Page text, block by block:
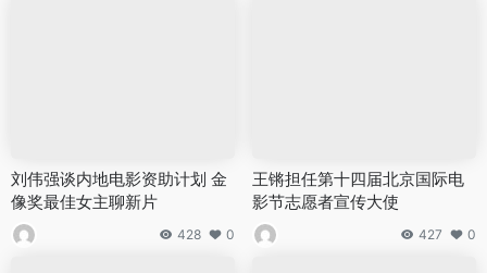
刘伟强谈内地电影资助计划 金
像奖最佳女主聊新片
428 0
王锵担任第十四届北京国际电
影节志愿者宣传大使
427 0